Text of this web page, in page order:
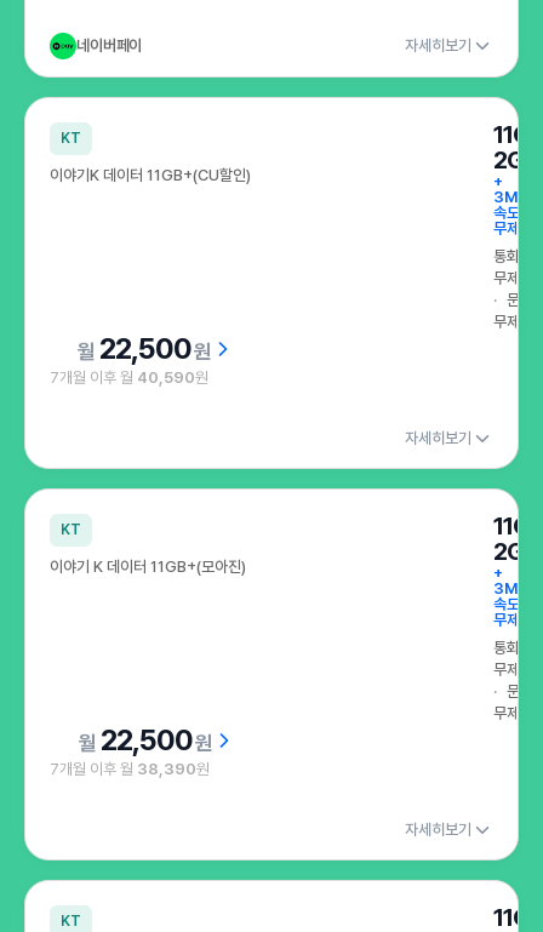
네이버페이 자세히보기
KT
이야기K 데이터 11GB+(CU할인)
2GB
+
속도
무제한
통화
무제한
문자
무제한
22,500원
7개월 이후 월 40,590원
자세히보기
KT
이야기 K 데이터 11GB+(모아진)
2GB
+
속도
무제한
통화
무제한
문자
무제한
22,500원
7개월 이후 월 38,390원
자세히보기
KT